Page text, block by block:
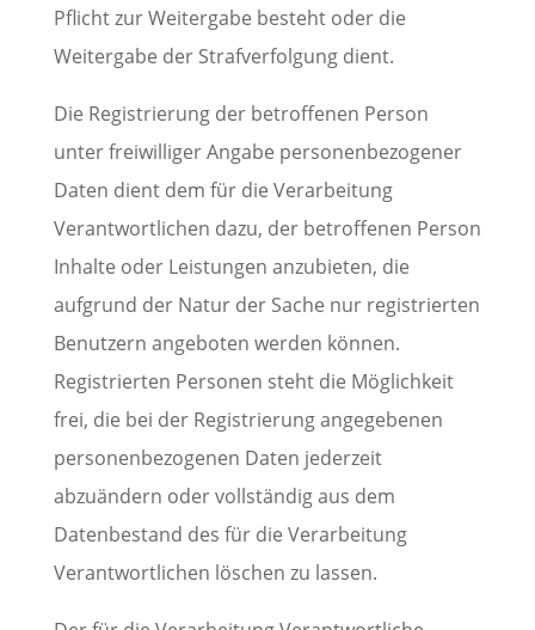
Pflicht zur Weitergabe besteht oder die
Weitergabe der Strafverfolgung dient.
Die Registrierung der betroffenen Person
unter freiwilliger Angabe personenbezogener
Daten dient dem für die Verarbeitung
Verantwortlichen dazu, der betroffenen Person
Inhalte oder Leistungen anzubieten, die
aufgrund der Natur der Sache nur registrierten
Benutzern angeboten werden können.
Registrierten Personen steht die Möglichkeit
frei, die bei der Registrierung angegebenen
personenbezogenen Daten jederzeit
abzuändern oder vollständig aus dem
Datenbestand des für die Verarbeitung
Verantwortlichen löschen zu lassen.